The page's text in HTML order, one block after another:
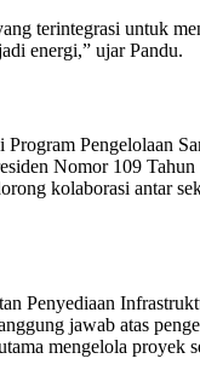
terintegrasi untuk
energi,” ujar Pandu.
Pengelolaan
Nomor 109
kolaborasi antar
Penyediaan
jawab atas
mengelola proyek